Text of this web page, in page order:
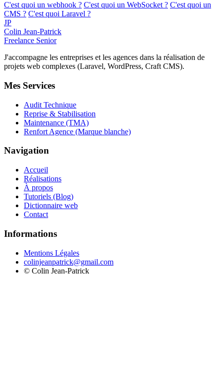
C'est quoi un webhook ? C'est quoi un WebSocket ? C'est quoi un
CMS ? C'est quoi Laravel ?
JP
Colin Jean-Patrick
Freelance Senior
J'accompagne les entreprises et les agences dans la réalisation de
projets web complexes (Laravel, WordPress, Craft CMS).
Mes Services
Audit Technique
Reprise & Stabilisation
Maintenance (TMA)
Renfort Agence (Marque blanche)
Navigation
Accueil
Réalisations
À propos
Tutoriels (Blog)
Dictionnaire web
Contact
Informations
Mentions Légales
colinjeanpatrick@gmail.com
© Colin Jean-Patrick